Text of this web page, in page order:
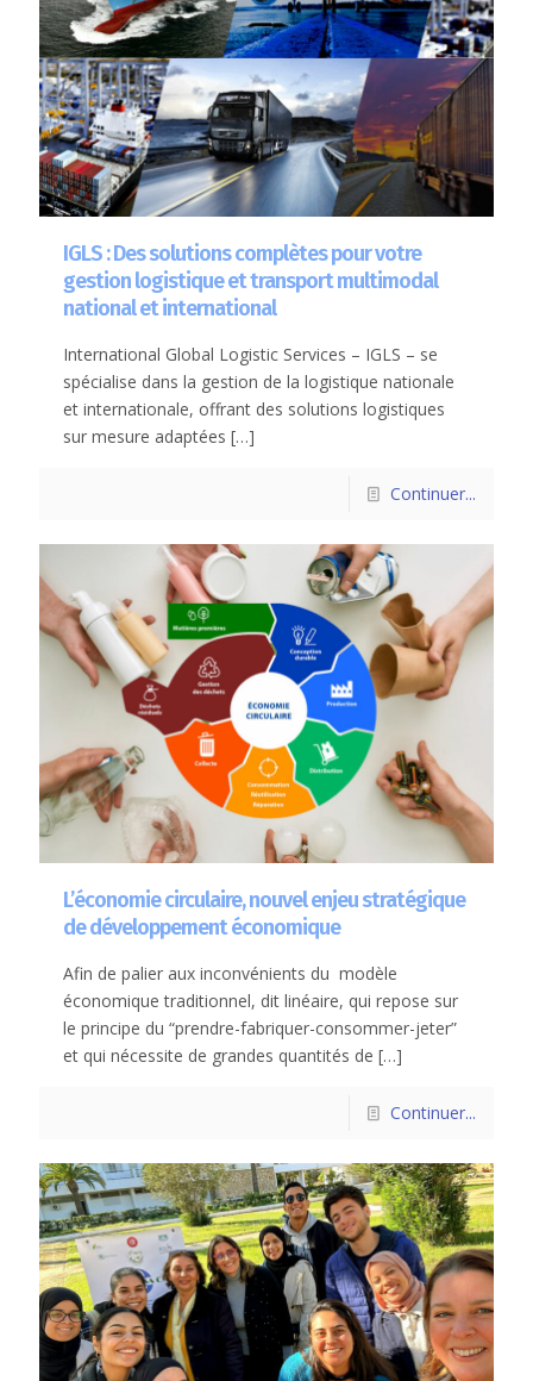
IGLS : Des solutions complètes pour votre
gestion logistique et transport multimodal
national et international
International Global Logistic Services – IGLS – se
spécialise dans la gestion de la logistique nationale
et internationale, offrant des solutions logistiques
sur mesure adaptées […]
Continuer...
L’économie circulaire, nouvel enjeu stratégique
de développement économique
Afin de palier aux inconvénients du modèle
économique traditionnel, dit linéaire, qui repose sur
le principe du “prendre-fabriquer-consommer-jeter”
et qui nécessite de grandes quantités de […]
Continuer...